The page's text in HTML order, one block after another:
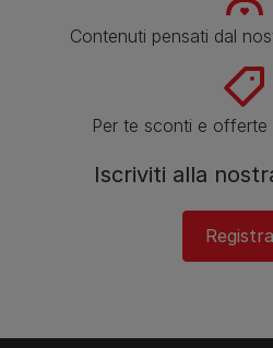
Contenuti pensati dal
Per te sconti e offerte
Iscriviti alla